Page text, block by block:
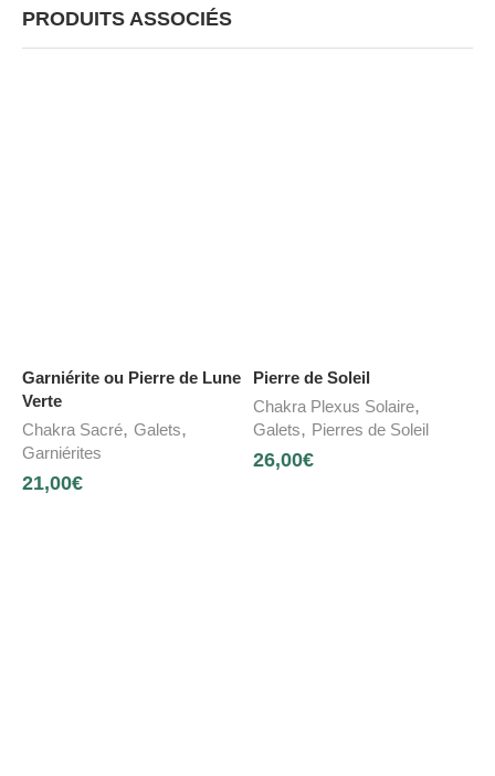
PRODUITS ASSOCIÉS
Garniérite ou Pierre de Lune
Verte
Chakra Sacré, Galets,
Garniérites
21,00€
Pierre de Soleil
Chakra Plexus Solaire,
Galets, Pierres de Soleil
26,00€